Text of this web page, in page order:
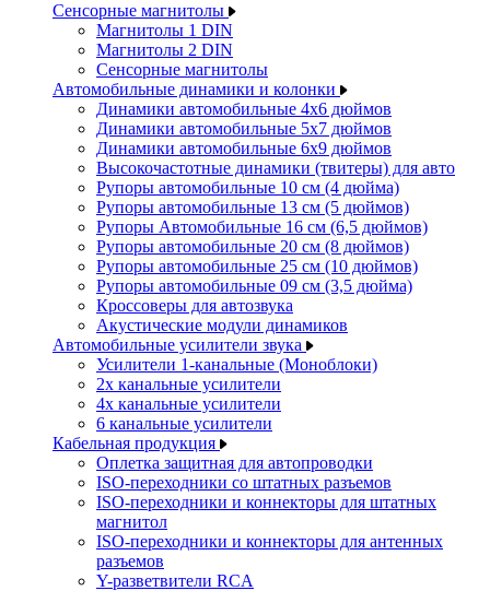
Сенсорные магнитолы
Магнитолы 1 DIN
Магнитолы 2 DIN
Сенсорные магнитолы
Автомобильные динамики и колонки
Динамики автомобильные 4x6 дюймов
Динамики автомобильные 5x7 дюймов
Динамики автомобильные 6x9 дюймов
Высокочастотные динамики (твитеры) для авто
Рупоры автомобильные 10 см (4 дюйма)
Рупоры автомобильные 13 см (5 дюймов)
Рупоры Автомобильные 16 см (6,5 дюймов)
Рупоры автомобильные 20 см (8 дюймов)
Рупоры автомобильные 25 см (10 дюймов)
Рупоры автомобильные 09 см (3,5 дюйма)
Кроссоверы для автозвука
Акустические модули динамиков
Автомобильные усилители звука
Усилители 1-канальные (Моноблоки)
2х канальные усилители
4х канальные усилители
6 канальные усилители
Кабельная продукция
Оплетка защитная для автопроводки
ISO-переходники со штатных разъемов
ISO-переходники и коннекторы для штатных
магнитол
ISO-переходники и коннекторы для антенных
разъемов
Y-разветвители RCA